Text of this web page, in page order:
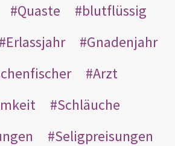
Quaste
blutflüssig
Erlassjahr
Gnadenjahr
Arzt
Schläuche
Seligpreisungen